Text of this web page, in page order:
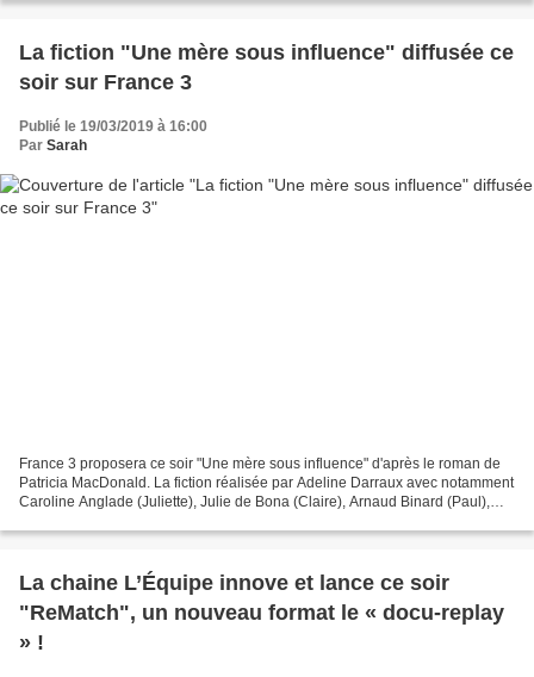
La fiction "Une mère sous influence" diffusée ce
soir sur France 3
Publié le 19/03/2019 à 16:00
Par Sarah
France 3 proposera ce soir "Une mère sous influence" d'après le roman de
Patricia MacDonald. La fiction réalisée par Adeline Darraux avec notamment
Caroline Anglade (Juliette), Julie de Bona (Claire), Arnaud Binard (Paul),
La chaine L’Équipe innove et lance ce soir
"ReMatch", un nouveau format le « docu-replay
» !